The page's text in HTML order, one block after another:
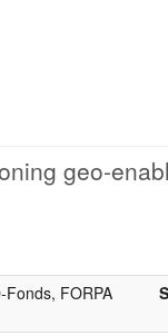
geo-
Fonds, FORPA